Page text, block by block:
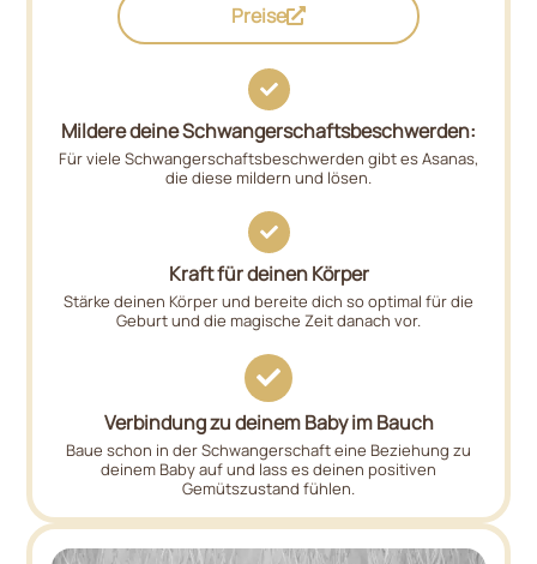
Preise
Mildere deine Schwangerschaftsbeschwerden:
Für viele Schwangerschaftsbeschwerden gibt es Asanas,
die diese mildern und lösen.
Kraft für deinen Körper
Stärke deinen Körper und bereite dich so optimal für die
Geburt und die magische Zeit danach vor.
Verbindung zu deinem Baby im Bauch
Baue schon in der Schwangerschaft eine Beziehung zu
deinem Baby auf und lass es deinen positiven
Gemütszustand fühlen.